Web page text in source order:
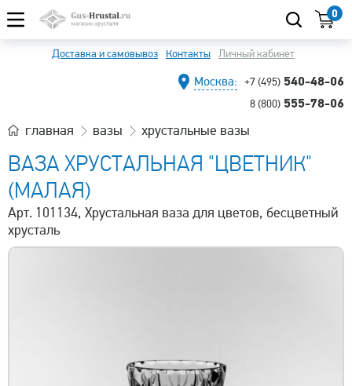
0
Доставка и самовывоз Контакты Личный кабинет
Москва: +7 (495) 540-48-06
8 (800) 555-78-06
главная вазы хрустальные вазы
ВАЗА ХРУСТАЛЬНАЯ "ЦВЕТНИК"
(МАЛАЯ)
Арт. 101134, Хрустальная ваза для цветов, бесцветный
хрусталь